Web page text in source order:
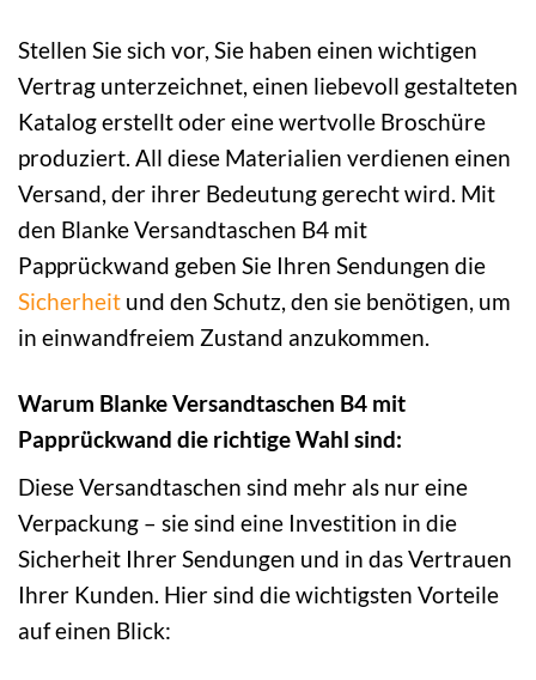
Stellen Sie sich vor, Sie haben einen wichtigen
Vertrag unterzeichnet, einen liebevoll gestalteten
Katalog erstellt oder eine wertvolle Broschüre
produziert. All diese Materialien verdienen einen
Versand, der ihrer Bedeutung gerecht wird. Mit
den Blanke Versandtaschen B4 mit
Papprückwand geben Sie Ihren Sendungen die
Sicherheit und den Schutz, den sie benötigen, um
in einwandfreiem Zustand anzukommen.
Warum Blanke Versandtaschen B4 mit
Papprückwand die richtige Wahl sind:
Diese Versandtaschen sind mehr als nur eine
Verpackung – sie sind eine Investition in die
Sicherheit Ihrer Sendungen und in das Vertrauen
Ihrer Kunden. Hier sind die wichtigsten Vorteile
auf einen Blick: